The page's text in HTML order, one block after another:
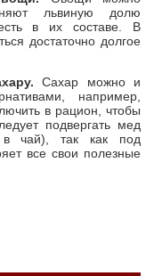
львиную долю
в их составе. В
достаточно долгое
Сахар можно и
например,
в рацион, чтобы
подвергать мед
в чай), так как под
все свои полезные